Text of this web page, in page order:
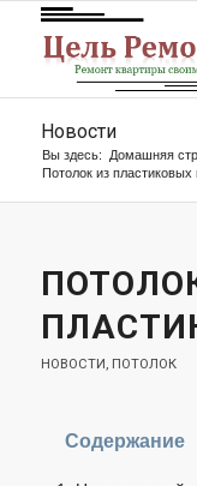
Новости
Вы здесь: Домашняя
Потолок из пластиковых
НОВОСТИ, ПОТОЛОК
Содержание